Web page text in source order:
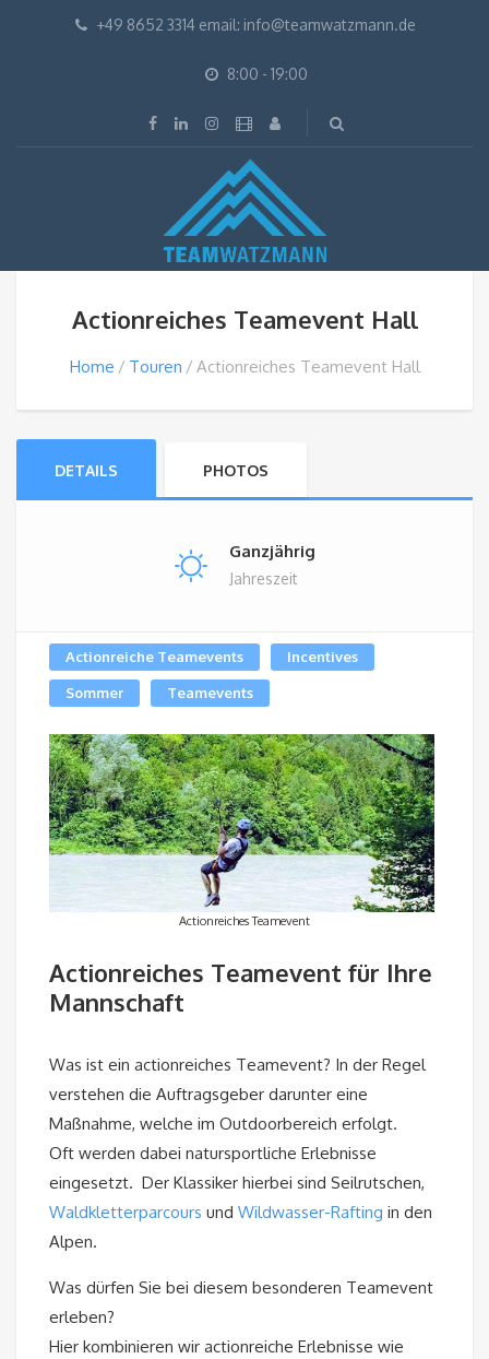
+49 8652 3314 email: info@teamwatzmann.de
8:00 - 19:00
Actionreiches Teamevent Hall
Home Touren Actionreiches Teamevent Hall
DETAILS PHOTOS
Ganzjährig
Jahreszeit
Actionreiche Teamevents Incentives
Sommer Teamevents
Actionreiches Teamevent
Actionreiches Teamevent für Ihre
Mannschaft
Was ist ein actionreiches Teamevent? In der Regel
verstehen die Auftragsgeber darunter eine
Maßnahme, welche im Outdoorbereich erfolgt.
Oft werden dabei natursportliche Erlebnisse
eingesetzt. Der Klassiker hierbei sind Seilrutschen,
Waldkletterparcours und Wildwasser-Rafting in den
Alpen.
Was dürfen Sie bei diesem besonderen Teamevent
erleben?
Hier kombinieren wir actionreiche Erlebnisse wie